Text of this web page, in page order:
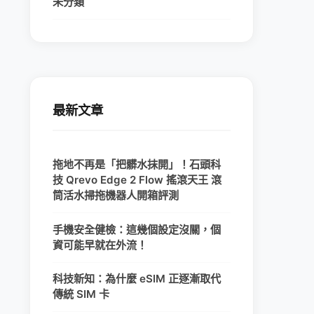
最新文章
拖地不再是「把髒水抹開」！石頭科
技 Qrevo Edge 2 Flow 搖滾天王 滾
筒活水掃拖機器人開箱評測
手機安全健檢：這幾個設定沒關，個
資可能早就在外流！
科技新知：為什麼 eSIM 正逐漸取代
傳統 SIM 卡